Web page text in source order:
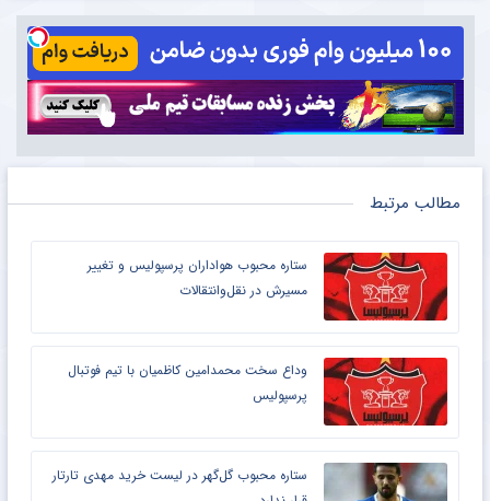
مطالب مرتبط
ستاره محبوب هواداران پرسپولیس و تغییر
مسیرش در نقل‌وانتقالات
وداع سخت محمدامین کاظمیان با تیم فوتبال
پرسپولیس
ستاره محبوب گل‌گهر در لیست خرید مهدی تارتار